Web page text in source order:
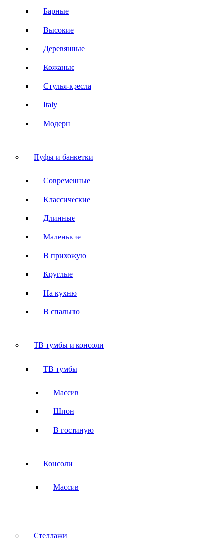
Барные
Высокие
Деревянные
Кожаные
Стулья-кресла
Italy
Модерн
Пуфы и банкетки
Современные
Классические
Длинные
Маленькие
В прихожую
Круглые
На кухню
В спальню
ТВ тумбы и консоли
ТВ тумбы
Массив
Шпон
В гостиную
Консоли
Массив
Стеллажи